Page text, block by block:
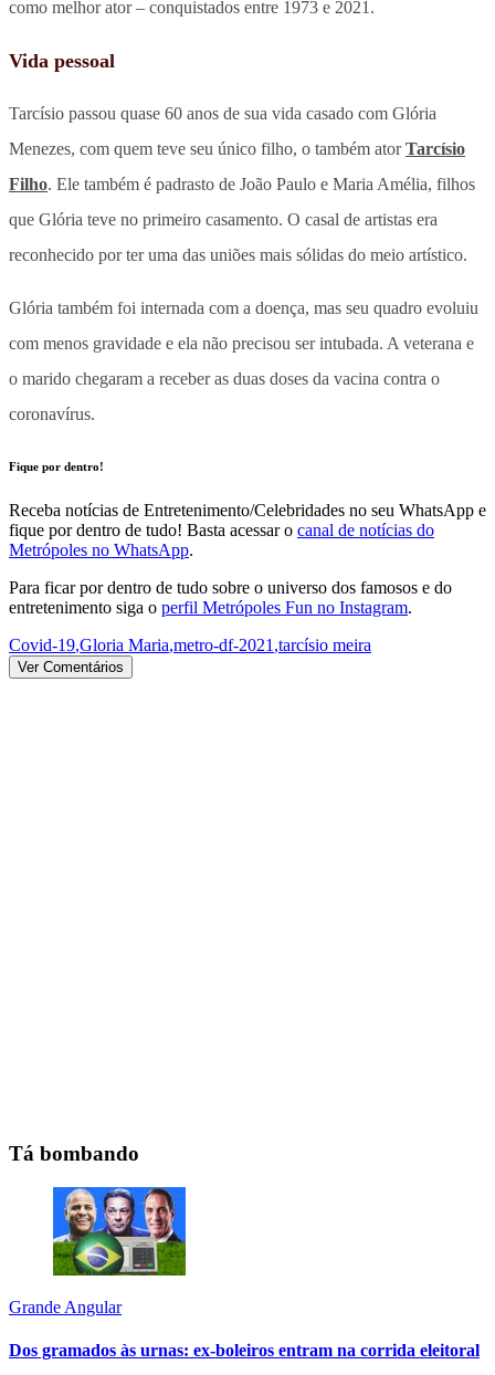
como melhor ator – conquistados entre 1973 e 2021.
Vida pessoal
Tarcísio passou quase 60 anos de sua vida casado com Glória
Menezes, com quem teve seu único filho, o também atorTarcísio
Filho. Ele também é padrasto de João Paulo e Maria Amélia, filhos
que Glória teve no primeiro casamento. O casal de artistas era
reconhecido por ter uma das uniões mais sólidas do meio artístico.
Glória também foi internada com a doença, mas seu quadro evoluiu
com menos gravidade e ela não precisou ser intubada. A veterana e
o marido chegaram a receber as duas doses da vacina contra o
coronavírus.
Fique por dentro!
Receba notícias de Entretenimento/Celebridades no seu WhatsApp e
fique por dentro de tudo! Basta acessar o canal de notícias do
Metrópoles no WhatsApp.
Para ficar por dentro de tudo sobre o universo dos famosos e do
entretenimento siga o perfil Metrópoles Fun no Instagram.
Covid-19,Gloria Maria,metro-df-2021 ,tarcísio meira
Ver Comentários
Tá bombando
Grande Angular
Dos gramados às urnas: ex-boleiros entram na corrida eleitoral